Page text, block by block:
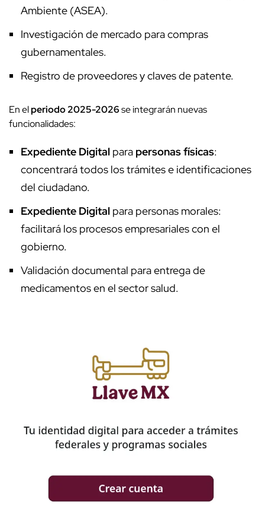
Ambiente (ASEA).
Investigación de mercado para compras
gubernamentales.
Registro de proveedores y claves de patente.
En elperiodo 2025-2026se integrarán nuevas
funcionalidades:
Expediente Digital para personas físicas:
concentrará todos los trámites e identificaciones
del ciudadano.
Expediente Digital para personas morales:
facilitará los procesos empresariales con el
gobierno.
Validación documental para entrega de
medicamentos en el sector salud.